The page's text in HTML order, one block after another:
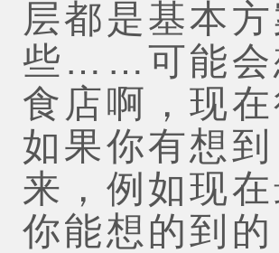
层都是基本
些……可能会
食店啊，现
如果你有想
来，例如现
你能想的到